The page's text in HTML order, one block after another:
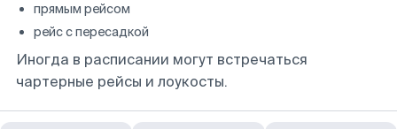
прямым рейсом
рейс с пересадкой
Иногда в расписании могут встречаться
чартерные рейсы и лоукосты.